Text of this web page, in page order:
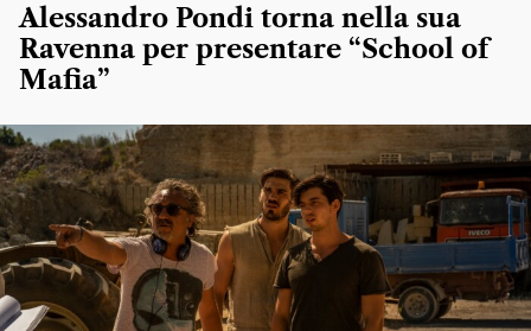
Alessandro Pondi torna nella sua
Ravenna per presentare “School of
Mafia”